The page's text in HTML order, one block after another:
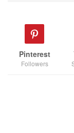
Pinterest
Followers